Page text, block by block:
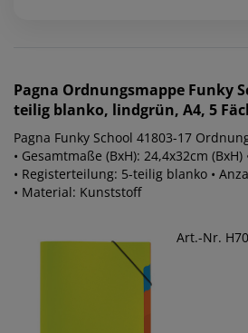
Pagna Ordnungsmappe Funky
teilig blanko, lindgrün, A4, 5
Pagna Funky School 41803-17
• Gesamtmaße (BxH): 24,4x32cm
• Registerteilung: 5-teilig blanko •
• Material: Kunststoff
Art.-Nr.